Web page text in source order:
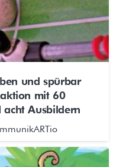
und spürbar
mit 60
Ausbildern